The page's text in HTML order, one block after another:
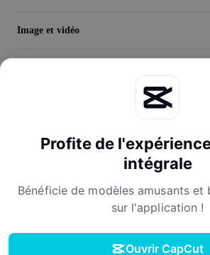
Image et vidéo
Politique relative aux cookies
Accord de licence
Conditions d'utilisation applicables aux créateurs(-trices)
Profite de
intégrale
Bénéficie de modèles amusants et
sur l'application !
Ouvrir CapCut